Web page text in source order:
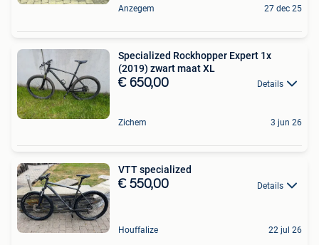
Anzegem 27 dec 25
Specialized Rockhopper Expert 1x
(2019) zwart maat XL
€ 650,00 Details
Zichem 3 jun 26
VTT specialized
€ 550,00 Details
Houffalize 22 jul 26